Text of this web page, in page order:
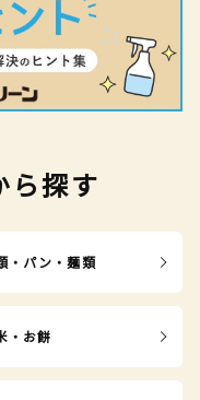
ら探す
・パン・麺類
・お餅